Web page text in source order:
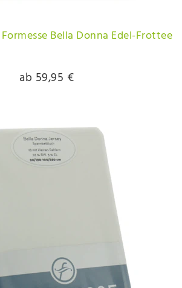
Bella Donna Edel-Frottee
ab 59,95 €